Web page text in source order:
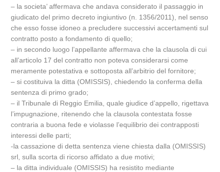
– la societa’ affermava che andava considerato il passaggio in
giudicato del primo decreto ingiuntivo (n. 1356/2011), nel senso
che esso fosse idoneo a precludere successivi accertamenti sul
contratto posto a fondamento di quello;
– in secondo luogo l’appellante affermava che la clausola di cui
all’articolo 17 del contratto non poteva considerarsi come
meramente potestativa e sottoposta all’arbitrio del fornitore;
– si costituiva la ditta (OMISSIS), chiedendo la conferma della
sentenza di primo grado;
– il Tribunale di Reggio Emilia, quale giudice d’appello, rigettava
l’impugnazione, ritenendo che la clausola contestata fosse
contraria a buona fede e violasse l’equilibrio dei contrapposti
interessi delle parti;
-la cassazione di detta sentenza viene chiesta dalla (OMISSIS)
srl, sulla scorta di ricorso affidato a due motivi;
– la ditta individuale (OMISSIS) ha resistito mediante